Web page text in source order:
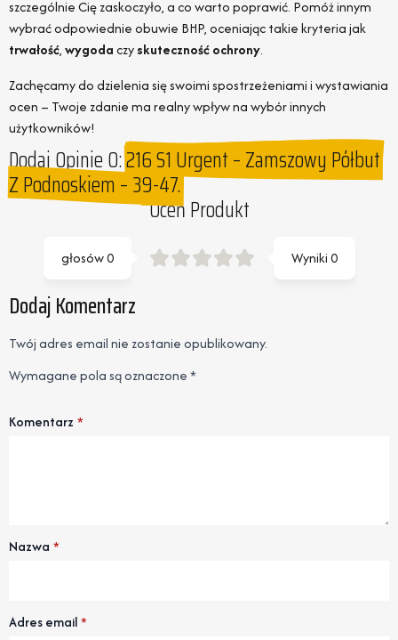
szczególnie Cię zaskoczyło, a co warto poprawić. Pomóż innym
wybrać odpowiednie obuwie BHP, oceniając takie kryteria jak
trwałość,wygodaczyskuteczność ochrony.
Zachęcamy do dzielenia się swoimi spostrzeżeniami i wystawiania
ocen – Twoje zdanie ma realny wpływ na wybór innych
użytkowników!
Dodaj Opinie O:216 S1 Urgent – Zamszowy Półbut
Z Podnoskiem – 39-47.
Oceń Produkt
Wyniki0
głosów0
Dodaj Komentarz
Twój adres email nie zostanie opublikowany.
Wymagane pola są oznaczone*
Komentarz *
Nazwa *
Adres email*